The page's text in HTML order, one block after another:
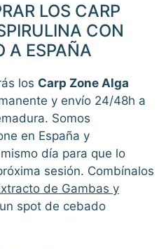
LOS CARP
CON
A ESPAÑA
los Carp Zone Alga
y envío 24/48h a
Somos
en España y
día para que lo
sesión. Combínalos
de Gambas y
spot de cebado